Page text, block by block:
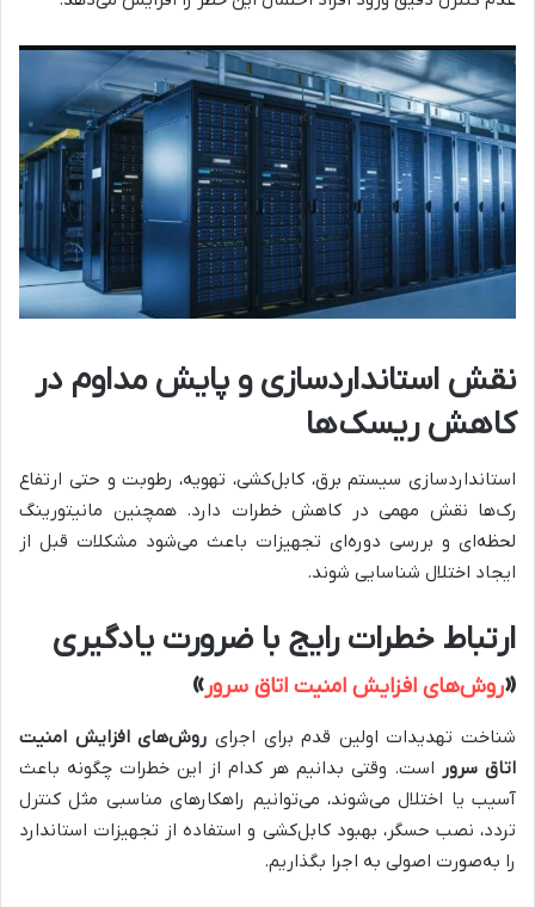
نقش استانداردسازی و پایش مداوم در
کاهش ریسک‌ها
استانداردسازی سیستم برق، کابل‌کشی، تهویه، رطوبت و حتی ارتفاع
رک‌ها نقش مهمی در کاهش خطرات دارد. همچنین مانیتورینگ
لحظه‌ای و بررسی دوره‌ای تجهیزات باعث می‌شود مشکلات قبل از
ایجاد اختلال شناسایی شوند.
ارتباط خطرات رایج با ضرورت یادگیری
«روش‌های افزایش امنیت اتاق سرور»
شناخت تهدیدات اولین قدم برای اجرای روش‌های افزایش امنیت
اتاق سرور است. وقتی بدانیم هر کدام از این خطرات چگونه باعث
آسیب یا اختلال می‌شوند، می‌توانیم راهکارهای مناسبی مثل کنترل
تردد، نصب حسگر، بهبود کابل‌کشی و استفاده از تجهیزات استاندارد
را به‌صورت اصولی به اجرا بگذاریم.